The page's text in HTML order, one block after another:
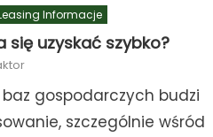
Informacje
się uzyskać szybko?
gospodarczych budzi
szczególnie wśród